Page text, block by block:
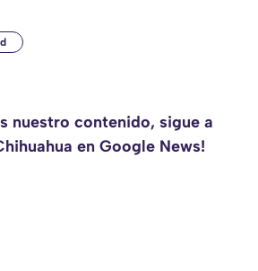
nuestro contenido, sigue a
en Google News!